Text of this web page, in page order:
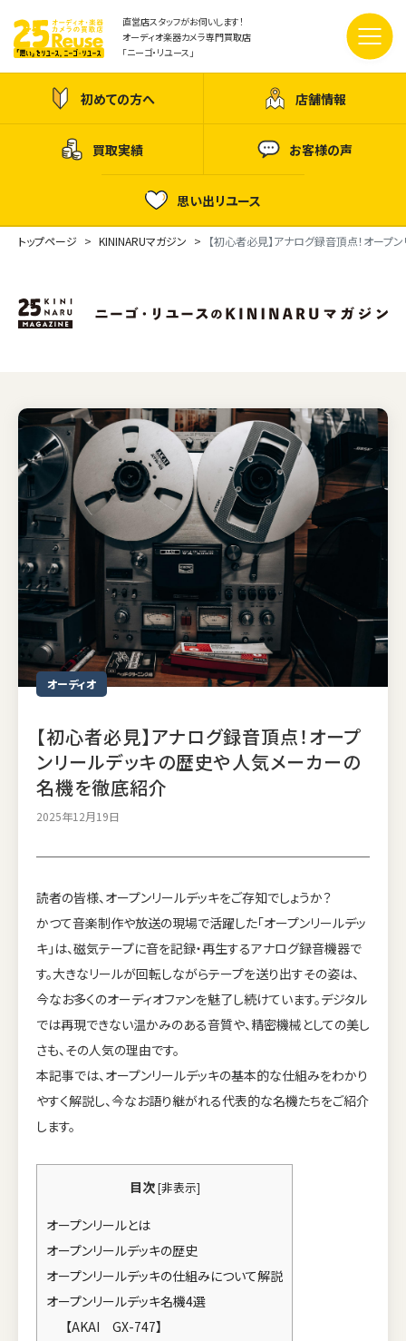
直営店スタッフがお伺いします！
オーディオ楽器カメラ専門買取店
「ニーゴ・リユース」
初めての方へ 店舗情報
買取実績 お客様の声
思い出リユース
トップページ KININARUマガジン 【初心者必見】アナログ録音頂点！オー
オーディオ
【初心者必見】アナログ録音頂点！オープ
ンリールデッキの歴史や人気メーカーの
名機を徹底紹介
2025年12月19日
読者の皆様、オープンリールデッキをご存知でしょうか？
かつて音楽制作や放送の現場で活躍した「オープンリールデッ
キ」は、磁気テープに音を記録・再生するアナログ録音機器で
す。大きなリールが回転しながらテープを送り出すその姿は、
今なお多くのオーディオファンを魅了し続けています。デジタル
では再現できない温かみのある音質や、精密機械としての美し
さも、その人気の理由です。
本記事では、オープンリールデッキの基本的な仕組みをわかり
やすく解説し、今なお語り継がれる代表的な名機たちをご紹介
します。
目次[非表示]
オープンリールとは
オープンリールデッキの歴史
オープンリールデッキの仕組みについて解説
オープンリールデッキ名機4選
【AKAI GX-747】